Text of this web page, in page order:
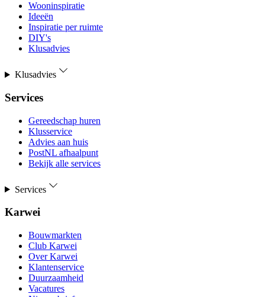
Wooninspiratie
Ideeën
Inspiratie per ruimte
DIY's
Klusadvies
Klusadvies
Services
Gereedschap huren
Klusservice
Advies aan huis
PostNL afhaalpunt
Bekijk alle services
Services
Karwei
Bouwmarkten
Club Karwei
Over Karwei
Klantenservice
Duurzaamheid
Vacatures